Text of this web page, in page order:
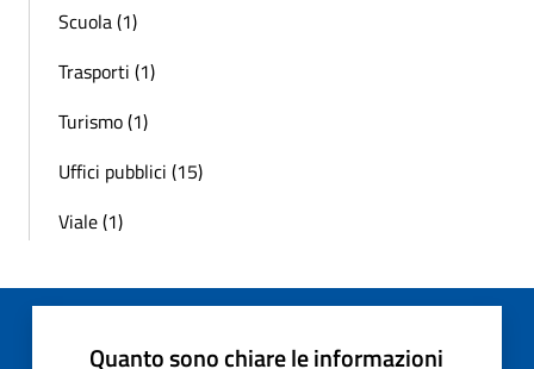
Scuola (1)
Trasporti (1)
Turismo (1)
Uffici pubblici (15)
Viale (1)
Quanto sono chiare le informazioni